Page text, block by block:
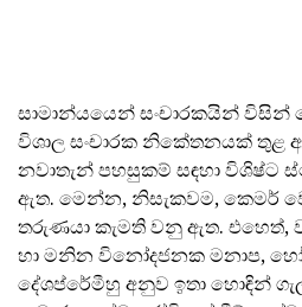
සාමාන්යයෙන් සංචාරකයින්
විශාල සංචාරක නිකේතනයක් තුළ
නවාතැන් පහසුකම් සඳහා විශිෂ්ට
ඇත. මෙන්න, නිසැකවම, කෙමර්
තරුණයා කැමති වනු ඇත. එහෙත්,
හා මනින විනෝදජනක මනාප,
දේශප්රේමීහු අනුව ඉතා හොඳින්